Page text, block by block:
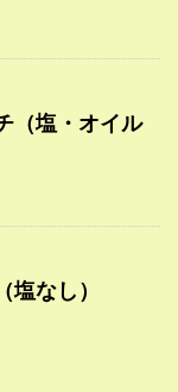
（塩・オイル
塩なし）